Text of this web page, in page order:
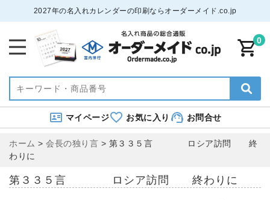
2027年の名入れカレンダーの印刷ならオーダーメイド.co.jp
0
マイページ お気に入り お問合せ
ホーム > 会長の独り言 > 第３３５言 ロシア訪問 終
わりに
第３３５言 ロシア訪問 終わりに